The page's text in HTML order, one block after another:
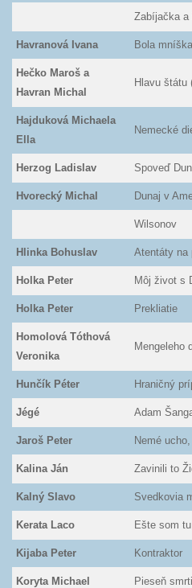
Zabíjačka a
Havranová Ivana Bola mníška
Hečko Maroš a
Havran Michal
Hlavu štátu
Hajduková Michaela
Ella
Nemecké
Herzog Ladislav Spoveď
Hvorecký Michal Dunaj v
Wilsonov
Hlinka Bohuslav Atentáty na
Holka Peter Môj život s
Holka Peter Prekliatie
Homolová Tóthová
Veronika
Mengeleho
Hunčík Péter Hraničný
Jégé Adam
Jaroš Peter Nemé
Kalina Ján Zavinili to
Kalný Slavo Svedkovia
Kerata Laco Ešte som
Kijaba Peter Kontraktor
Koryta Michael Pieseň smrti